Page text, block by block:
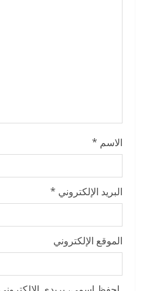
الاسم *
البريد الإلكتروني *
الموقع الإلكتروني